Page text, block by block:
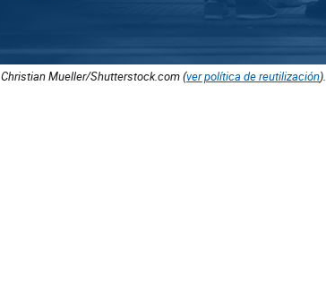
Christian Mueller/Shutterstock.com (ver política de reutilización).